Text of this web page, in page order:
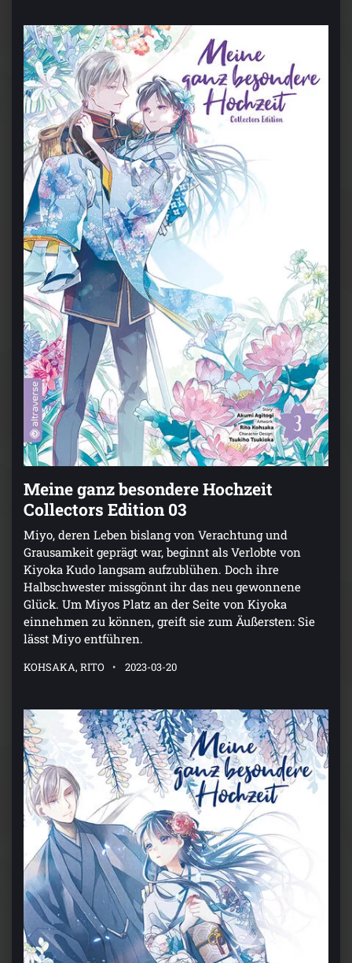
Meine ganz besondere Hochzeit
Collectors Edition 03
Miyo, deren Leben bislang von Verachtung und
Grausamkeit geprägt war, beginnt als Verlobte von
Kiyoka Kudo langsam aufzublühen. Doch ihre
Halbschwester missgönnt ihr das neu gewonnene
Glück. Um Miyos Platz an der Seite von Kiyoka
einnehmen zu können, greift sie zum Äußersten: Sie
lässt Miyo entführen.
KOHSAKA, RITO 2023-03-20